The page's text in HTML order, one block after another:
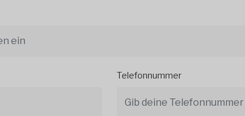
Telefonnummer